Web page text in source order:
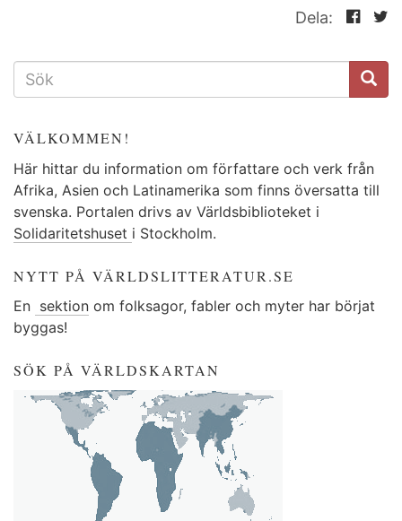
Dela:
SÖKFORMULÄR
VÄLKOMMEN!
Här hittar du information om författare och verk från
Afrika, Asien och Latinamerika som finns översatta till
svenska. Portalen drivs av Världsbiblioteket i
Solidaritetshuset i Stockholm.
NYTT PÅ VÄRLDSLITTERATUR.SE
En sektion om folksagor, fabler och myter har börjat
byggas!
SÖK PÅ VÄRLDSKARTAN